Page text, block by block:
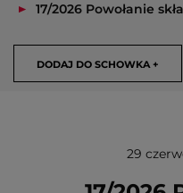
17/2026 Powołanie
DODAJ DO SCHOWKA +
29